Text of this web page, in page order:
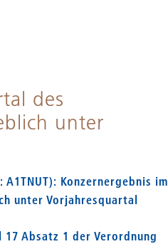
des
unter
A1TNUT): Konzernergebnis im
unter Vorjahresquartal
Absatz 1 der Verordnung